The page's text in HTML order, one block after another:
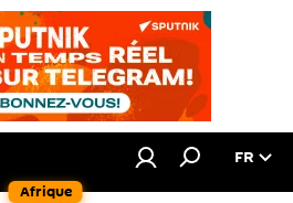
Afrique
FR